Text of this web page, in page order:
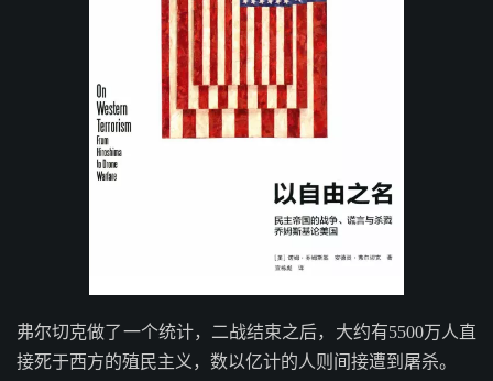
弗尔切克做了一个统计，二战结束之后，大约有5500万人直
接死于西方的殖民主义，数以亿计的人则间接遭到屠杀。